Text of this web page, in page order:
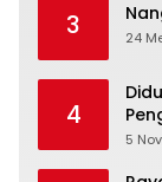
3 24
4
5